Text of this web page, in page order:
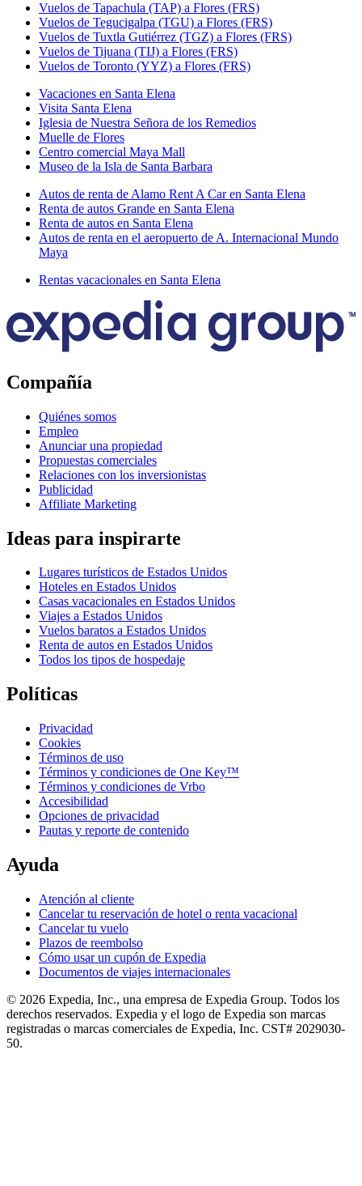
Vuelos de Tapachula (TAP) a Flores (FRS)
Vuelos de Tegucigalpa (TGU) a Flores (FRS)
Vuelos de Tuxtla Gutiérrez (TGZ) a Flores (FRS)
Vuelos de Tijuana (TIJ) a Flores (FRS)
Vuelos de Toronto (YYZ) a Flores (FRS)
Vacaciones en Santa Elena
Visita Santa Elena
Iglesia de Nuestra Señora de los Remedios
Muelle de Flores
Centro comercial Maya Mall
Museo de la Isla de Santa Barbara
Autos de renta de Alamo Rent A Car en Santa Elena
Renta de autos Grande en Santa Elena
Renta de autos en Santa Elena
Autos de renta en el aeropuerto de A. Internacional Mundo
Maya
Rentas vacacionales en Santa Elena
Compañía
Quiénes somos
Empleo
Anunciar una propiedad
Propuestas comerciales
Relaciones con los inversionistas
Publicidad
Affiliate Marketing
Ideas para inspirarte
Lugares turísticos de Estados Unidos
Hoteles en Estados Unidos
Casas vacacionales en Estados Unidos
Viajes a Estados Unidos
Vuelos baratos a Estados Unidos
Renta de autos en Estados Unidos
Todos los tipos de hospedaje
Políticas
Privacidad
Cookies
Términos de uso
Términos y condiciones de One Key™
Términos y condiciones de Vrbo
Accesibilidad
Opciones de privacidad
Pautas y reporte de contenido
Ayuda
Atención al cliente
Cancelar tu reservación de hotel o renta vacacional
Cancelar tu vuelo
Plazos de reembolso
Cómo usar un cupón de Expedia
Documentos de viajes internacionales
© 2026 Expedia, Inc., una empresa de Expedia Group. Todos los
derechos reservados. Expedia y el logo de Expedia son marcas
registradas o marcas comerciales de Expedia, Inc. CST# 2029030-
50.